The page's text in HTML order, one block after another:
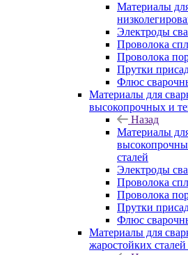
Материалы
Электроды
Проволока
Проволока
Прутки
Флюс
Материалы для
высокопрочных и
Назад
Материалы
сталей
Электроды
Проволока
Проволока
Прутки
Флюс
Материалы для
жаростойких сталей